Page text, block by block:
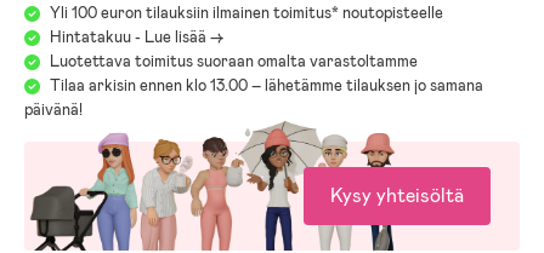
Yli 100 euron tilauksiin ilmainen toimitus* noutopisteelle
Hintatakuu - Lue lisää ->
Luotettava toimitus suoraan omalta varastoltamme
Tilaa arkisin ennen klo 13.00 – lähetämme tilauksen jo samana
päivänä!
Kysy yhteisöltä